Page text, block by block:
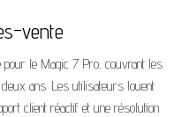
vente
pour le Magic 7 Pro, couvrant les
ans. Les utilisateurs louent
client réactif et une résolution